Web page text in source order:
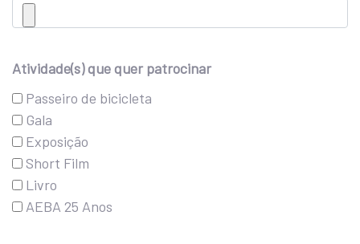
Atividade(s) que quer patrocinar
Passeiro de bicicleta
Gala
Exposição
Short Film
Livro
AEBA 25 Anos